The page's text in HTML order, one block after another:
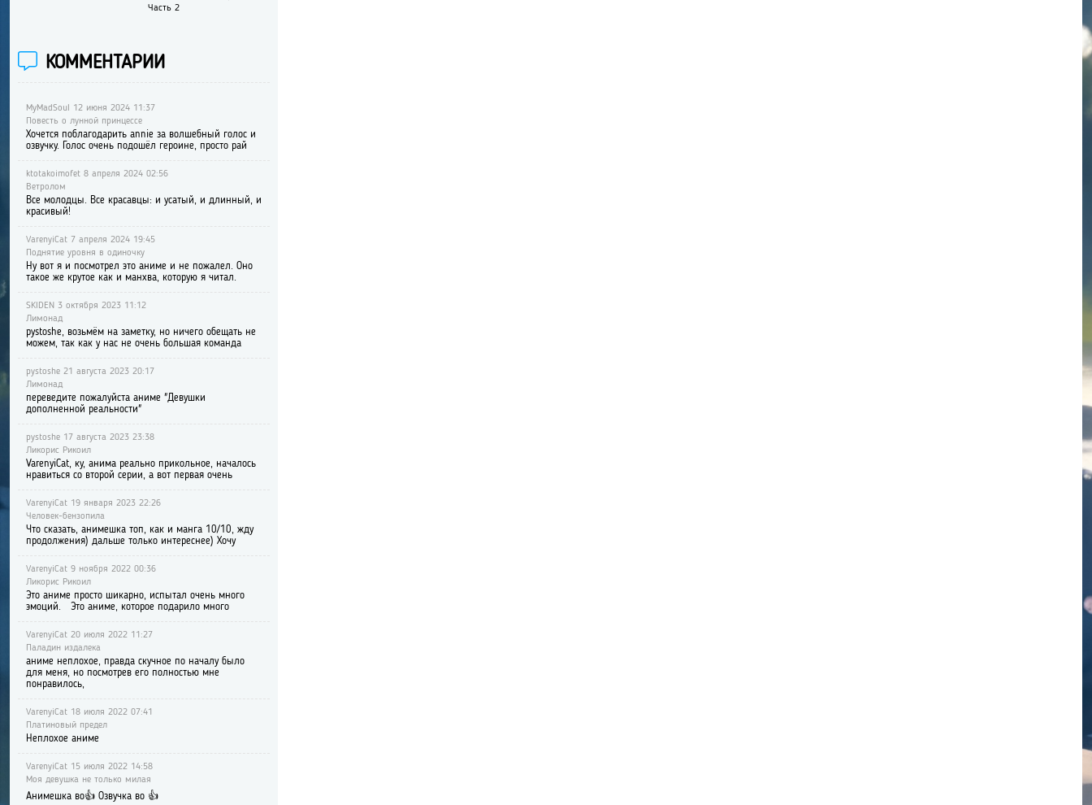
Часть 2
КОММЕНТАРИИ
MyMadSoul 12 июня 2024 11:37
Повесть о лунной принцессе
Хочется поблагодарить annie за волшебный голос и
озвучку. Голос очень подошёл героине, просто рай
ktotakoimofet 8 апреля 2024 02:56
Ветролом
Все молодцы. Все красавцы: и усатый, и длинный, и
красивый!
VarenyiCat 7 апреля 2024 19:45
Поднятие уровня в одиночку
Ну вот я и посмотрел это аниме и не пожалел. Оно
такое же крутое как и манхва, которую я читал.
SKIDEN 3 октября 2023 11:12
Лимонад
pystoshe, возьмём на заметку, но ничего обещать не
можем, так как у нас не очень большая команда
pystoshe 21 августа 2023 20:17
Лимонад
переведите пожалуйста аниме "Девушки
дополненной реальности"
pystoshe 17 августа 2023 23:38
Ликорис Рикоил
VarenyiCat, ку, анима реально прикольное, началось
нравиться со второй серии, а вот первая очень
VarenyiCat 19 января 2023 22:26
Человек-бензопила
Что сказать, анимешка топ, как и манга 10/10, жду
продолжения) дальше только интереснее) Хочу
VarenyiCat 9 ноября 2022 00:36
Ликорис Рикоил
Это аниме просто шикарно, испытал очень много
эмоций. Это аниме, которое подарило много
VarenyiCat 20 июля 2022 11:27
Паладин издалека
аниме неплохое, правда скучное по началу было
для меня, но посмотрев его полностью мне
понравилось,
VarenyiCat 18 июля 2022 07:41
Платиновый предел
Неплохое аниме
VarenyiCat 15 июля 2022 14:58
Моя девушка не только милая
Анимешка во👍 Озвучка во 👍